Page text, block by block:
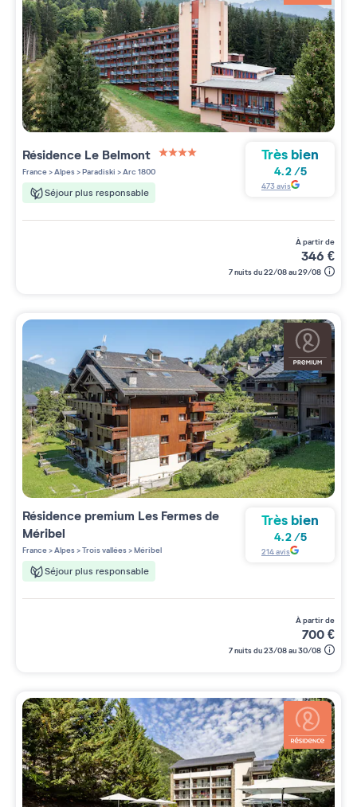
Résidence Le Belmont
France>Alpes>Paradiski >Arc 1800
Séjour plus responsable
Très bien
4.2/5
473avis
à partir de
346 €
7 nuits du 22/08 au 29/08
Résidence premium Les Fermes de
Méribel
France>Alpes>Trois vallées>Méribel
Séjour plus responsable
Très bien
4.2/5
214avis
à partir de
700€
7 nuits du 23/08 au 30/08